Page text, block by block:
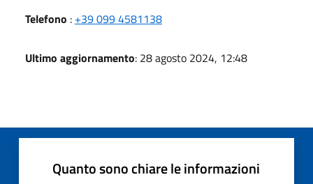
Telefono : +39 099 4581138
Ultimo aggiornamento: 28 agosto 2024, 12:48
Quanto sono chiare le informazioni